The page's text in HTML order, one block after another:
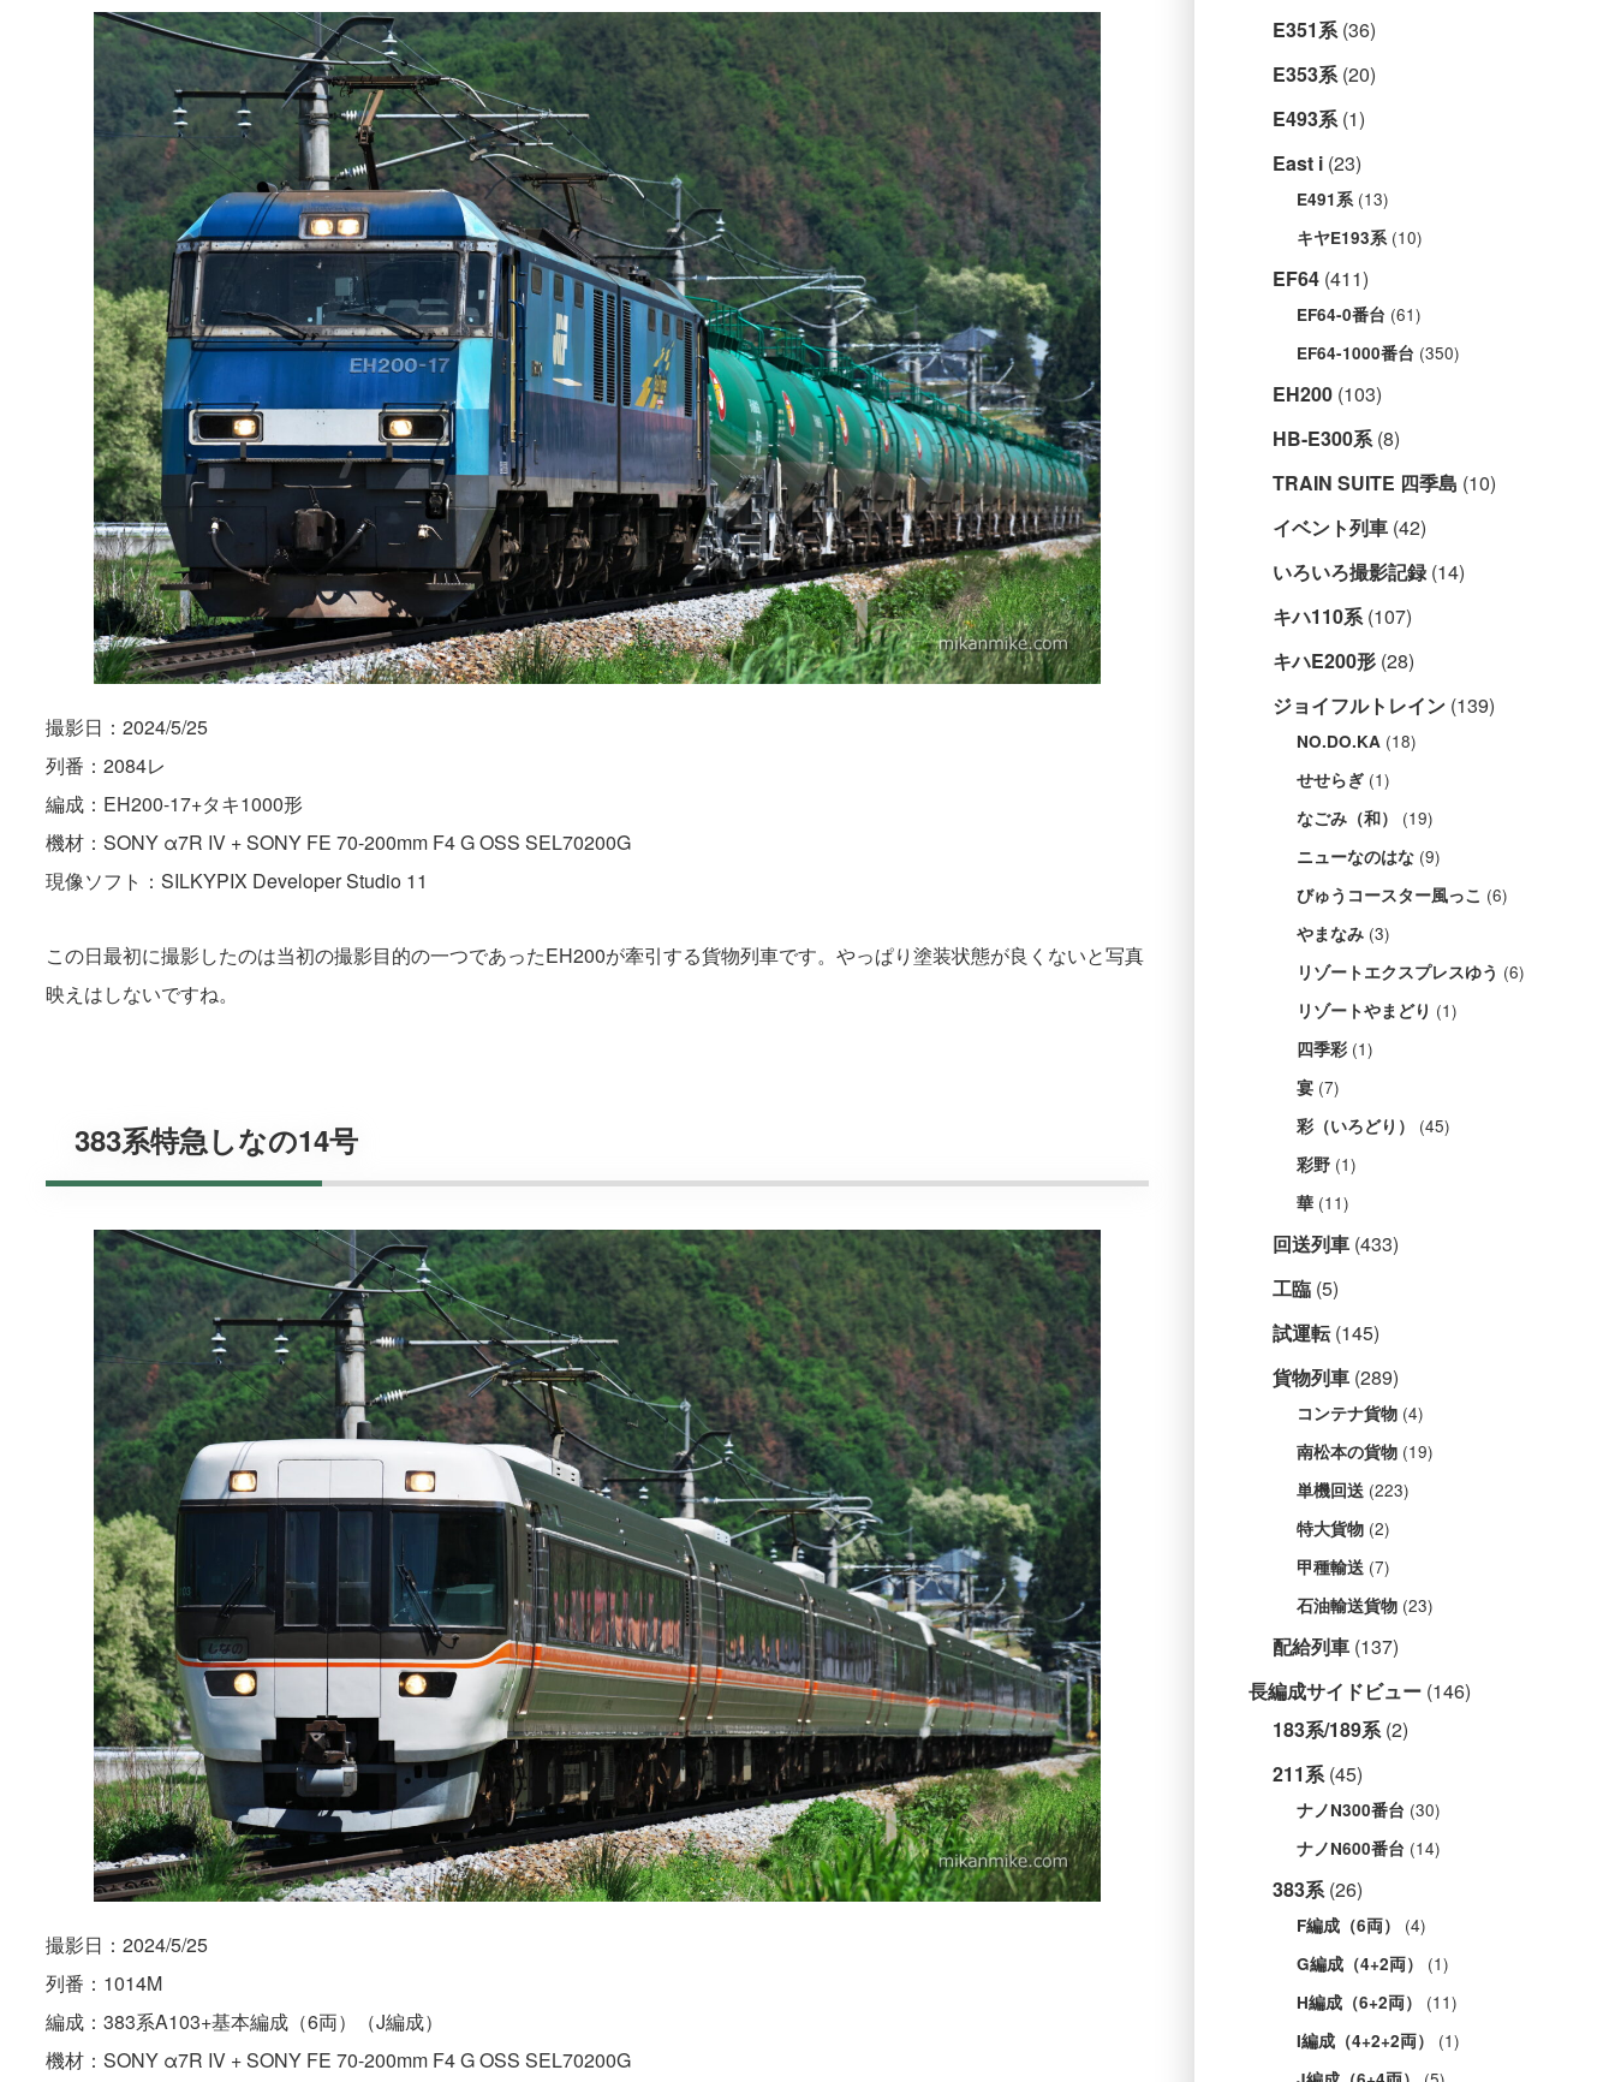
撮影日：2024/5/25
列番：2084レ
編成：EH200-17+タキ1000形
機材：SONY α7R IV + SONY FE 70-200mm F4 G OSS SEL70200G
現像ソフト：SILKYPIX Developer Studio 11
この日最初に撮影したのは当初の撮影目的の一つであったEH200が牽引する貨物列車です。やっぱり塗装状態が良くないと写真
映えはしないですね。
383系特急しなの14号
撮影日：2024/5/25
列番：1014M
編成：383系A103+基本編成（6両）（J編成）
機材：SONY α7R IV + SONY FE 70-200mm F4 G OSS SEL70200G
E351系(36)
E353系(20)
E493系(1)
East i (23)
E491系(13)
キヤE193系(10)
EF64 (411)
EF64-0番台 (61)
EF64-1000番台 (350)
EH200 (103)
HB-E300系(8)
TRAIN SUITE 四季島 (10)
イベント列車 (42)
いろいろ撮影記録(14)
キハ110系(107)
キハE200形 (28)
ジョイフルトレイン (139)
NO.DO.KA (18)
せせらぎ (1)
なごみ（和） (19)
ニューなのはな (9)
びゅうコースター風っこ (6)
やまなみ (3)
リゾートエクスプレスゆう (6)
リゾートやまどり (1)
四季彩 (1)
宴 (7)
彩（いろどり） (45)
彩野 (1)
華 (11)
回送列車 (433)
工臨 (5)
試運転(145)
貨物列車 (289)
コンテナ貨物 (4)
南松本の貨物 (19)
単機回送 (223)
特大貨物 (2)
甲種輸送 (7)
石油輸送貨物 (23)
配給列車 (137)
長編成サイドビュー (146)
183系/189系(2)
211系(45)
ナノN300番台 (30)
ナノN600番台 (14)
383系(26)
F編成（6両） (4)
G編成（4+2両） (1)
H編成（6+2両） (11)
I編成（4+2+2両） (1)